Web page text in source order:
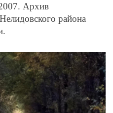
Архив
района